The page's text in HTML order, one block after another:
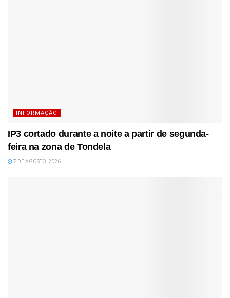
INFORMAÇÃO
IP3 cortado durante a noite a partir de segunda-
feira na zona de Tondela
7 DE AGOSTO, 2026